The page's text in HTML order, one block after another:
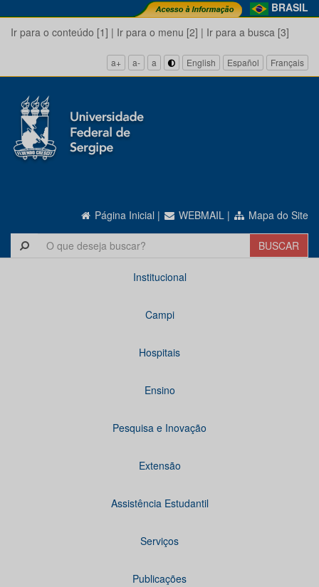
BRASIL
Ir para o conteúdo [1] | Ir para o menu [2] | Ir para a busca [3]
a+ a- a English Español Français
Página Inicial | WEBMAIL | Mapa do Site
Institucional
Campi
Hospitais
Ensino
Pesquisa e Inovação
Extensão
Assistência Estudantil
Serviços
Publicações